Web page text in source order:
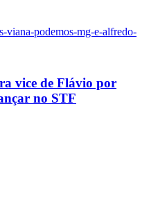
vice de Flávio por
no STF